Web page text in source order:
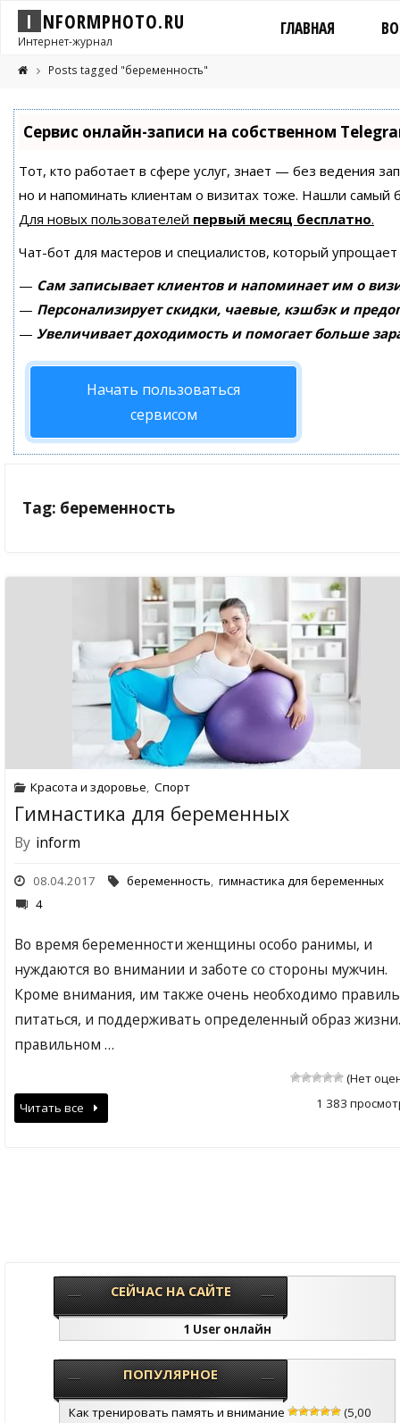
I NFORMPHOTO.RU
Интернет-журнал
ГЛАВНАЯ
Posts tagged "беременность"
Сервис онлайн-записи на собственном
Тот, кто работает в сфере услуг, знает — без ведения
но и напоминать клиентам о визитах тоже. Нашли
Для новых пользователей первый месяц бесплатно.
Чат-бот для мастеров и специалистов, который
— Сам записывает клиентов и напоминает им о
— Персонализирует скидки, чаевые, кэшбэк и
— Увеличивает доходимость и помогает больше
Начать пользоваться
сервисом
Tag: беременность
Красота и здоровье, Спорт
Гимнастика для беременных
By inform
08.04.2017 беременность, гимнастика для беременных
4
Во время беременности женщины особо ранимы, и
нуждаются во внимании и заботе со стороны мужчин.
Кроме внимания, им также очень необходимо
питаться, и поддерживать определенный образ
правильном …
(Нет
1 383
Читать все
СЕЙЧАС НА САЙТЕ
1 User онлайн
ПОПУЛЯРНОЕ
Как тренировать память и внимание
(5,00